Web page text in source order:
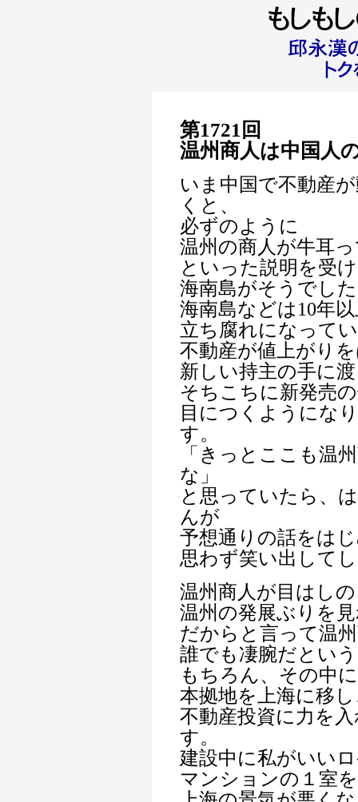
第1721回
温州商人は中国人
いま中国で不動産
くと、
必ずのように
温州の商人が牛耳
といった説明を受
海南島がそうでし
海南島などは10年
立ち腐れになって
不動産が値上がり
新しい持主の手に
そちこちに新発売
目につくようにな
す。
「きっとここも温
な」
と思っていたら、
んが
予想通りの話をは
思わず笑い出して
温州商人が目はし
温州の発展ぶりを
だからと言って温
誰でも凄腕だとい
もちろん、その中
本拠地を上海に移
不動産投資に力を
す。
建設中に私がいい
マンションの１室